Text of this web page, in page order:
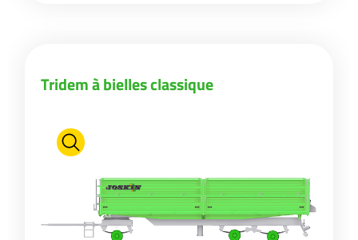
ελληνικά
한국의
日本語
Tridem à bielles classique